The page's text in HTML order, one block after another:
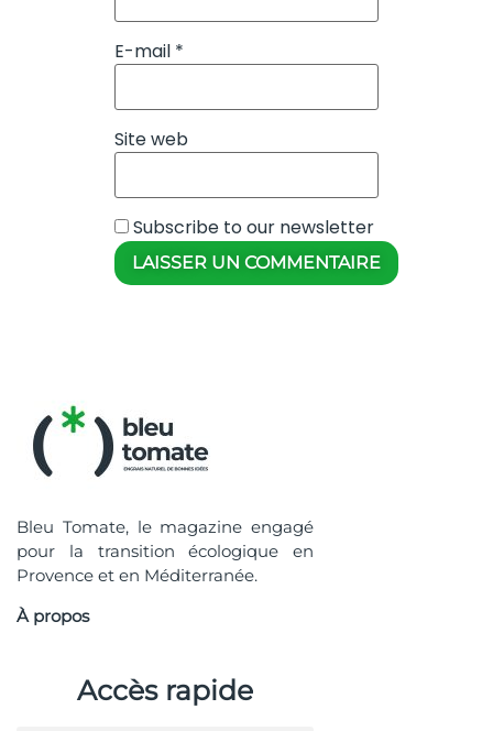
E-mail *
Site web
Subscribe to our newsletter
Bleu Tomate, le magazine engagé
pour la transition écologique en
Provence et en Méditerranée.
À propos
Accès rapide